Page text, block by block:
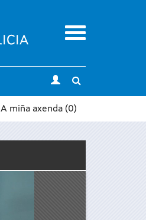
Menu
search
A miña axenda (0)